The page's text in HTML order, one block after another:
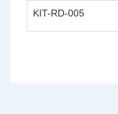
KIT-RD-005